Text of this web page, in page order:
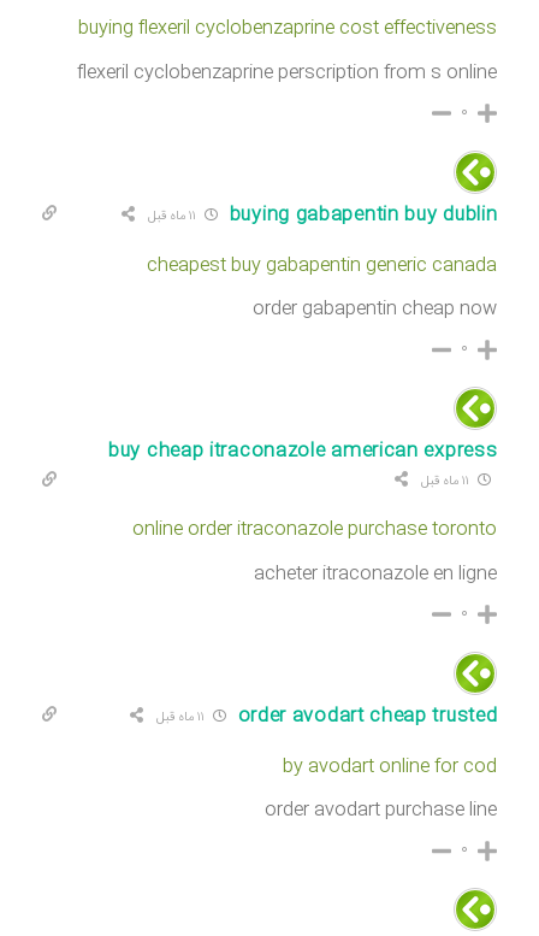
buying flexeril cyclobenzaprine cost effectiveness
flexeril cyclobenzaprine perscription from s online
۰
buying gabapentin buy dublin
cheapest buy gabapentin generic canada
order gabapentin cheap now
۰
buy cheap itraconazole american express
online order itraconazole purchase toronto
acheter itraconazole en ligne
۰
order avodart cheap trusted
by avodart online for cod
order avodart purchase line
۰